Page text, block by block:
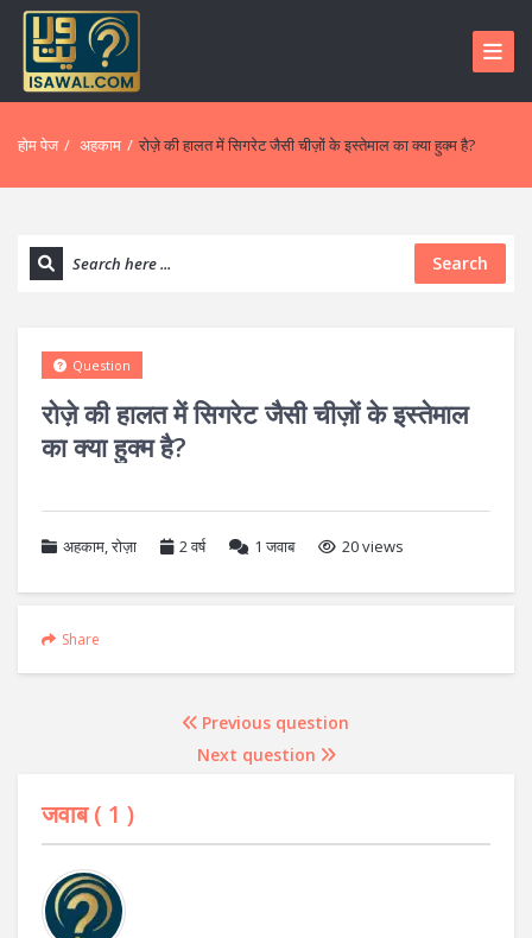
होम पेज / अहकाम / रोज़े की हालत में सिगरेट जैसी चीज़ों के इस्तेमाल का क्या हुक्म है?
Search
रोज़े की हालत में सिगरेट जैसी चीज़ों के इस्तेमाल
का क्या हुक्म है?
Question
अहकाम,रोज़ा 2 वर्ष 1 जवाब 20 views
Share
Previous question
Next question
जवाब ( 1 )